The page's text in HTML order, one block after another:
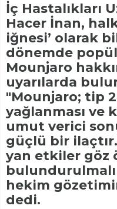
İç Hastalıkları
Hacer İnan,
iğnesi’ olarak
dönemde
Mounjaro
uyarılarda
"Mounjaro; tip
yağlanması ve
umut verici
güçlü bir
yan etkiler göz
hekim
dedi.